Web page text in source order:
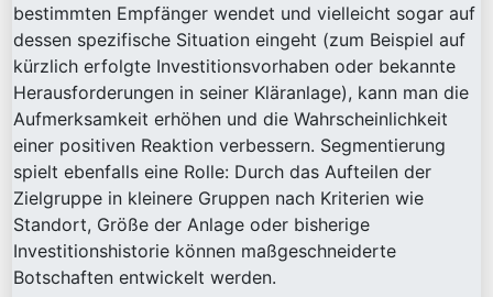
bestimmten Empfänger wendet und vielleicht sogar auf
dessen spezifische Situation eingeht (zum Beispiel auf
kürzlich erfolgte Investitionsvorhaben oder bekannte
Herausforderungen in seiner Kläranlage), kann man die
Aufmerksamkeit erhöhen und die Wahrscheinlichkeit
einer positiven Reaktion verbessern. Segmentierung
spielt ebenfalls eine Rolle: Durch das Aufteilen der
Zielgruppe in kleinere Gruppen nach Kriterien wie
Standort, Größe der Anlage oder bisherige
Investitionshistorie können maßgeschneiderte
Botschaften entwickelt werden.